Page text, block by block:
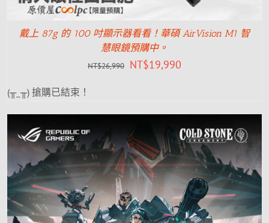
戴上 87g 的 100 吋顯示器看看！華碩 AirVision M1 智
慧眼鏡預購中。
NT$26,990 NT$19,990
(╥_╥) 搶購已結束！